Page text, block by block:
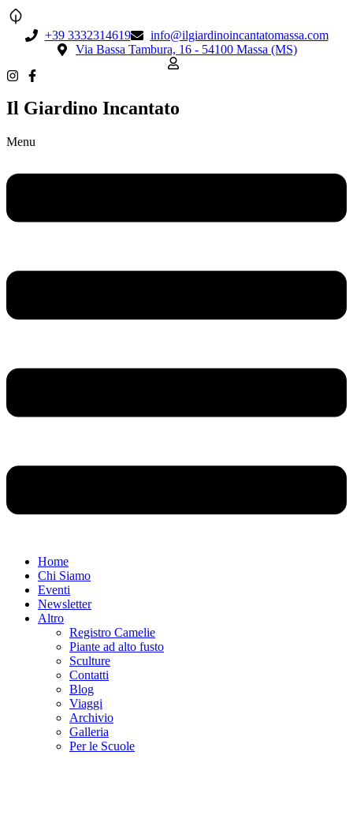
+39 3332314619
info@ilgiardinoincantatomassa.com
Via Bassa Tambura, 16 - 54100 Massa (MS)
Il Giardino Incantato
Menu
Home
Chi Siamo
Eventi
Newsletter
Altro
Registro Camelie
Piante ad alto fusto
Sculture
Contatti
Blog
Viaggi
Archivio
Galleria
Per le Scuole